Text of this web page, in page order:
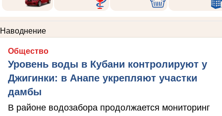
Наводнение
Общество
Уровень воды в Кубани контролируют у
Джигинки: в Анапе укрепляют участки
дамбы
В районе водозабора продолжается мониторинг